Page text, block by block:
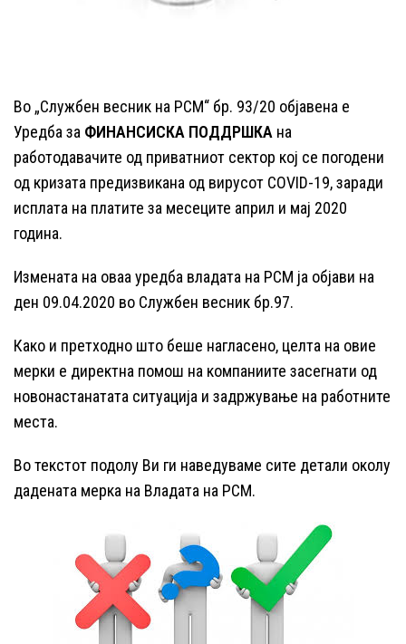
Во „Службен весник на РСМ“ бр. 93/20 објавена е
Уредба за ФИНАНСИСКА ПОДДРШКА на
работодавачите од приватниот сектор кој се погодени
од кризата предизвикана од вирусот COVID-19, заради
исплата на платите за месеците април и мај 2020
година.
Измената на оваа уредба владата на РСМ ја објави на
ден 09.04.2020 во Службен весник бр.97.
Како и претходно што беше нагласено, целта на овие
мерки е директна помош на компаниите засегнати од
новонастанатата ситуација и задржување на работните
места.
Во текстот подолу Ви ги наведуваме сите детали околу
дадената мерка на Владата на РСМ.